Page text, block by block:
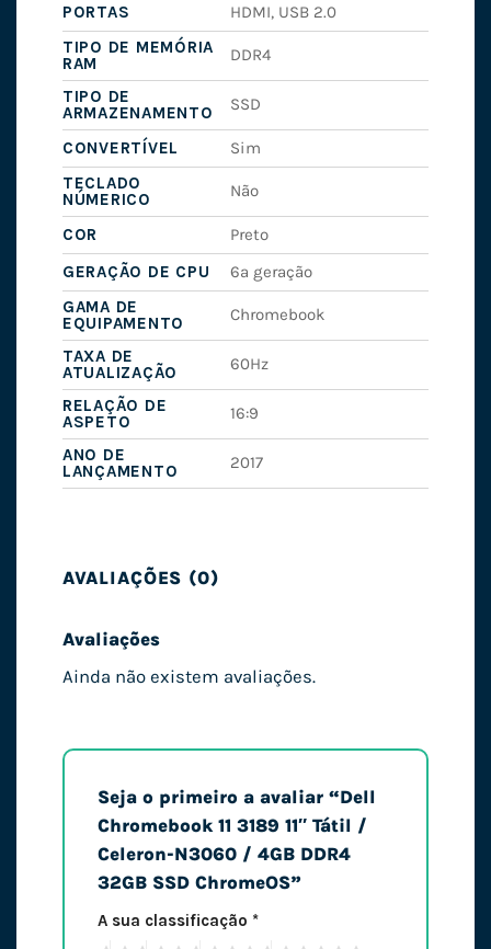
PORTAS
HDMI, USB 2.0
TIPO DE MEMÓRIA
RAM
DDR4
TIPO DE
ARMAZENAMENTO
SSD
CONVERTÍVEL
Sim
TECLADO
NÚMERICO
Não
COR
Preto
GERAÇÃO DE CPU
6ª geração
GAMA DE
EQUIPAMENTO
Chromebook
TAXA DE
ATUALIZAÇÃO
60Hz
RELAÇÃO DE
ASPETO
16:9
ANO DE
LANÇAMENTO
2017
AVALIAÇÕES (0)
Avaliações
Ainda não existem avaliações.
Seja o primeiro a avaliar “Dell
Chromebook 11 3189 11″ Tátil /
Celeron-N3060 / 4GB DDR4
32GB SSD ChromeOS”
A sua classificação *